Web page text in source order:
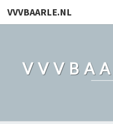
VVVBAARLE.NL